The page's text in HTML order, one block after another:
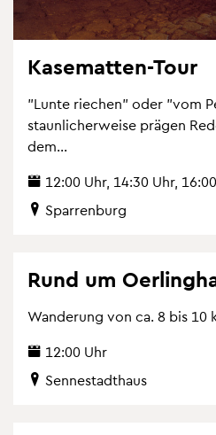
Ka­se­mat­ten-Tour
"Lunte rie­chen" oder "vom
staun­li­cher­wei­se prä­gen
dem...
12:00 Uhr, 14:30 Uhr,
Spar­ren­burg
Rund um
Wan­de­rung von ca. 8 bis 10
12:00 Uhr
Sen­ne­stadt­haus